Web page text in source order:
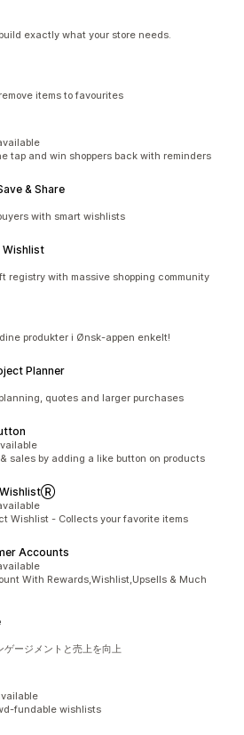
exactly what your store needs.
2
items to favourites
1
tap and win shoppers back with reminders
& Share
with smart wishlists
Wishlist
1
registry with massive shopping community
produkter i Ønsk-appen enkelt!
Planner
quotes and larger purchases
9
sales by adding a like button on products
WishlistⓇ
1
Wishlist - Collects your favorite items
Accounts
2
With Rewards,Wishlist,Upsells & Much
ゲージメントと売上を向上
1
fundable wishlists